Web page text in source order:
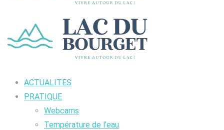
ACTUALITES
PRATIQUE
Webcams
Température de l’eau